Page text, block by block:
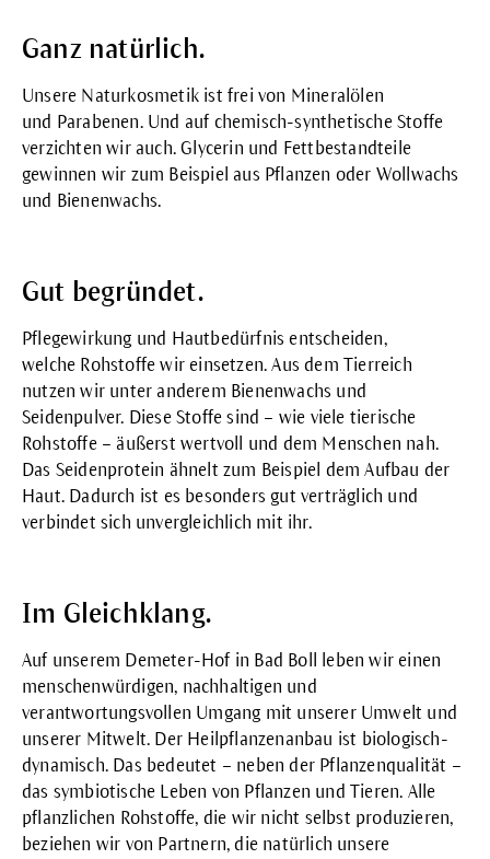
Ganz natürlich.
Unsere Naturkosmetik ist frei von Mineralölen
und Parabenen. Und auf chemisch-synthetische Stoffe
verzichten wir auch.Glycerin und Fettbestandteile
gewinnen wir zum Beispiel aus Pflanzen oder Wollwachs
und Bienenwachs.
Gut begründet.
Pflegewirkung und Hautbedürfnis entscheiden,
welche Rohstoffe wir einsetzen. Aus dem Tierreich
nutzen wir unter anderem Bienenwachs und
Seidenpulver. Diese Stoffe sind – wie viele tierische
Rohstoffe – äußerst wertvoll und dem Menschen nah.
Das Seidenprotein ähnelt zum Beispiel dem Aufbau der
Haut. Dadurch ist es besonders gut verträglich und
verbindet sich unvergleichlich mit ihr.
Im Gleichklang.
Auf unserem Demeter-Hof in Bad Boll leben wir einen
menschenwürdigen, nachhaltigen und
verantwortungsvollen Umgang mit unserer Umwelt und
unserer Mitwelt. Der Heilpflanzenanbau ist biologisch-
dynamisch. Das bedeutet – neben der Pflanzenqualität –
das symbiotische Leben von Pflanzen und Tieren. Alle
pflanzlichen Rohstoffe, die wir nicht selbst produzieren,
beziehen wir von Partnern, die natürlich unsere